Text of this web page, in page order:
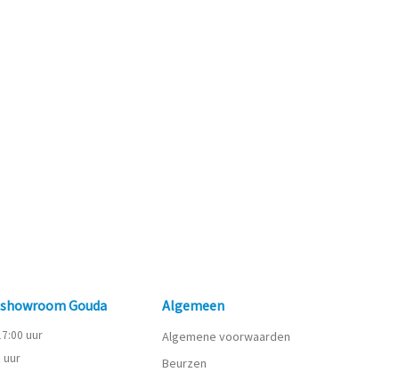
Gouda
uur
uur
Algemeen
Algemene voorwaarden
Beurzen